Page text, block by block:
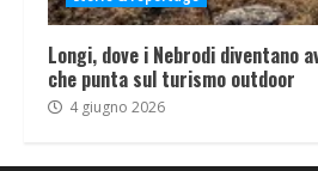
Longi, dove i Nebrodi diventano
che punta sul turismo outdoor
4 giugno 2026